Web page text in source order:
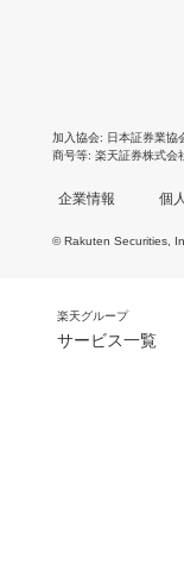
加入協会 日本証券業協
商号等 楽天証券株式会
企業情報 個
© Rakuten Securities,
楽天グループ
サービス一覧